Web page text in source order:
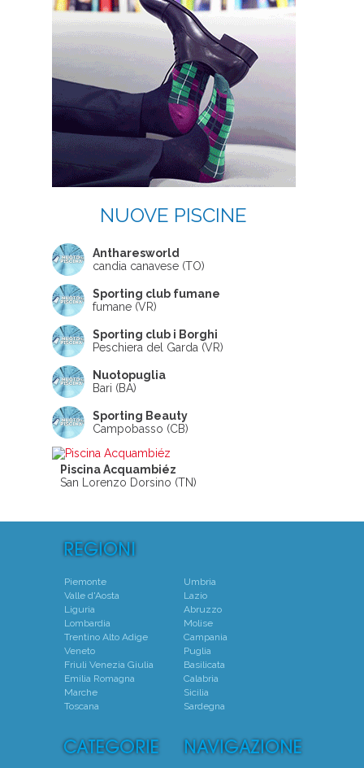
NUOVE PISCINE
Antharesworld
candia canavese (TO)
Sporting club fumane
fumane (VR)
Sporting club i Borghi
Peschiera del Garda (VR)
Nuotopuglia
Bari (BA)
Sporting Beauty
Campobasso (CB)
Piscina Acquambiéz
San Lorenzo Dorsino (TN)
Piemonte
Valle d'Aosta
Liguria
Lombardia
Trentino Alto Adige
Veneto
Friuli Venezia Giulia
Emilia Romagna
Marche
Toscana
Umbria
Lazio
Abruzzo
Molise
Campania
Puglia
Basilicata
Calabria
Sicilia
Sardegna